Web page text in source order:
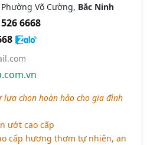
Võ Cường, Bắc Ninh
6668
lựa chọn hoàn hảo cho gia đình
ướt cao cấp
cấp hương thơm tự nhiên, an